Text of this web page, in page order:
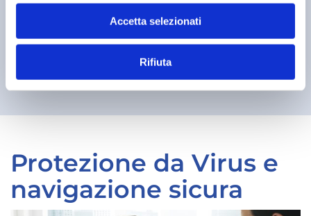
Accetta selezionati
Rifiuta
Non perdiamo tempo: il tuo PC torna
operativo in pochissimo tempo.
Protezione da Virus e
navigazione sicura